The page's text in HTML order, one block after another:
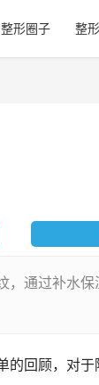
整形圈子 整
通过补水保
的回顾，对